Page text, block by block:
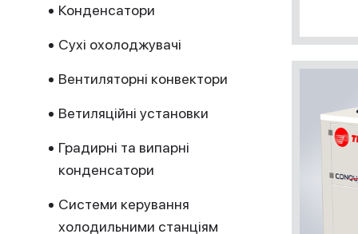
Конденсатори
Сухі охолоджувачі
Вентиляторні конвектори
Ветиляційні установки
Градирні та випарні
конденсатори
Системи керування
холодильними станціям